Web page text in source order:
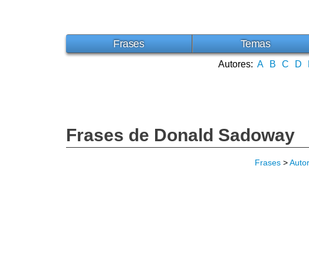
Frases Temas
Autores: A B C D
Frases de Donald Sadoway
Frases >